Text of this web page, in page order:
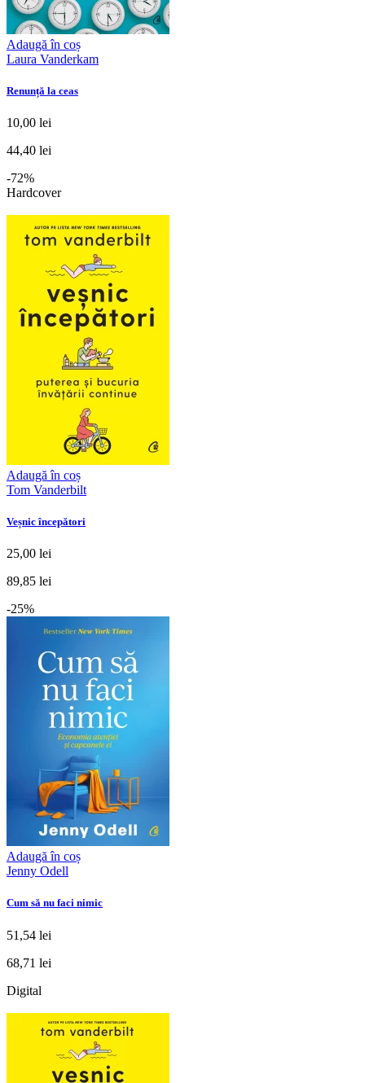
Adaugă în coș
Laura Vanderkam
Renunță la ceas
10,00 lei
44,40 lei
-72%
Hardcover
Adaugă în coș
Tom Vanderbilt
Veșnic începători
25,00 lei
89,85 lei
-25%
Adaugă în coș
Jenny Odell
Cum să nu faci nimic
51,54 lei
68,71 lei
Digital